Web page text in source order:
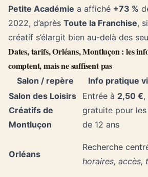
Petite Académie a affiché +73 %
2022, d’après Toute la Franchise,
créatif s’élargit bien au-delà des
Dates, tarifs, Orléans, Montluçon : les
comptent, mais ne suffisent pas
Salon / repère Info pratique
Salon des Loisirs
Créatifs de
Montluçon
Entrée à 2,50 €,
gratuite pour
de 12 ans
Orléans
Recherche
horaires, accès,